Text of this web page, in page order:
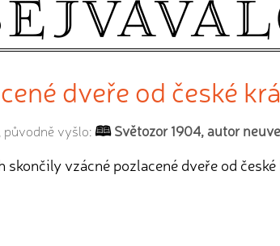
dveře od české
původně vyšlo: Světozor 1904, autor
vzácné pozlacené dveře od